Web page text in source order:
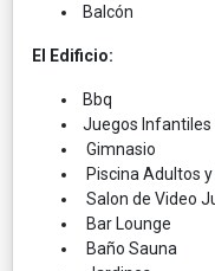
Balcón
El Edificio:
Bbq
Juegos Infantiles
Gimnasio
Piscina Adultos y
Salon de Video
Bar Lounge
Baño Sauna